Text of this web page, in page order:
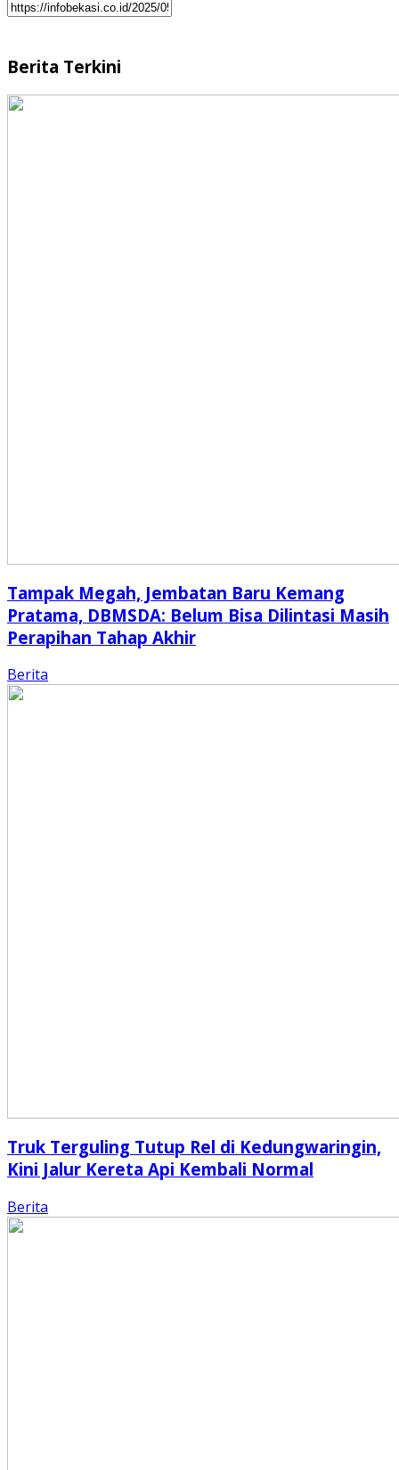
Berita Terkini
Tampak Megah, Jembatan Baru Kemang
Pratama, DBMSDA: Belum Bisa Dilintasi Masih
Perapihan Tahap Akhir
Berita
Truk Terguling Tutup Rel di Kedungwaringin,
Kini Jalur Kereta Api Kembali Normal
Berita